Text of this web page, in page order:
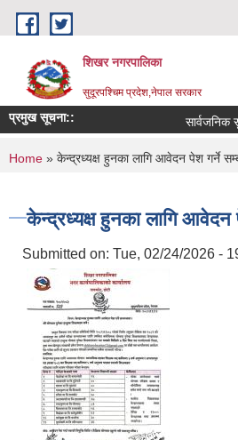
Skip to main content
शिखर नगरपालिका
सुदूरपश्चिम प्रदेश,नेपाल सरकार
प्रमुख सूचना:: सार्वजनिक
You are here
Home » केन्द्रध्यक्ष हुनका लागि आवेदन पेश गर्ने
केन्द्रध्यक्ष हुनका लागि आवेदन
Submitted on: Tue, 02/24/2026 -